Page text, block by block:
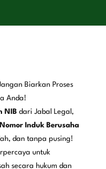
Biarkan Proses
Anda!
NIB dari Jabal Legal,
Nomor Induk Berusaha
dan tanpa pusing!
untuk
secara hukum dan